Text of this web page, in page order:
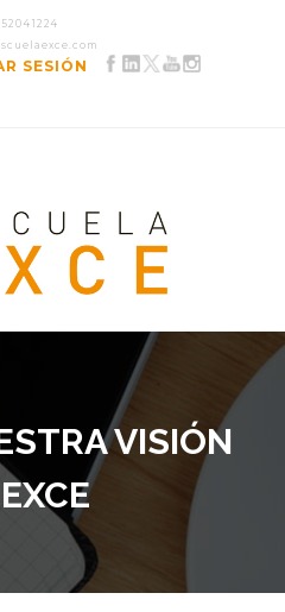
04 12 24
SESIÓN
VISIÓN